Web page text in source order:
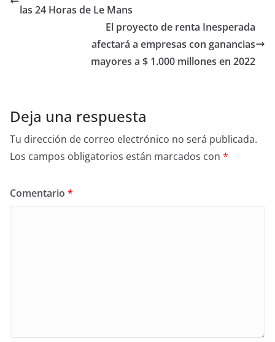
las 24 Horas de Le Mans
El proyecto de renta Inesperada
afectará a empresas con ganancias
mayores a $ 1.000 millones en 2022
Deja una respuesta
Tu dirección de correo electrónico no será publicada.
Los campos obligatorios están marcados con *
Comentario *